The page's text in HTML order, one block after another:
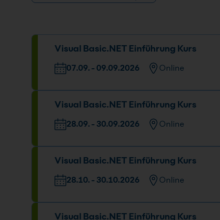
Visual Basic.NET Einführung Kurs
07.09. - 09.09.2026 Online
Datum und Uhrzeit
07.09. - 09.09.2026
09:00 - 16:00 Uhr
Visual Basic.NET Einführung Kurs
28.09. - 30.09.2026 Online
Datum und Uhrzeit
28.09. - 30.09.2026
09:00 - 16:00 Uhr
Visual Basic.NET Einführung Kurs
28.10. - 30.10.2026 Online
Datum und Uhrzeit
Visual Basic.NET Einführung Kurs